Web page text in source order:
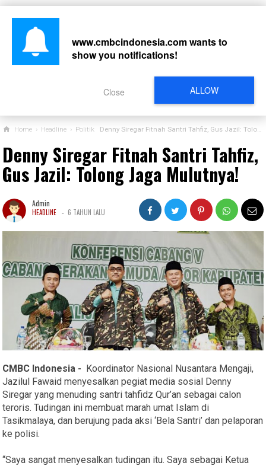
Home › Headline › Politik Denny Siregar Fitnah Santri Tahfiz, Gus Jazil: Tolong Jaga Mulutnya!
Denny Siregar Fitnah Santri Tahfiz,
Gus Jazil: Tolong Jaga Mulutnya!
Admin
HEADLINE - 6 TAHUN LALU
CMBC Indonesia - Koordinator Nasional Nusantara Mengaji,
Jazilul Fawaid menyesalkan pegiat media sosial Denny
Siregar yang menuding santri tahfidz Qur’an sebagai calon
teroris. Tudingan ini membuat marah umat Islam di
Tasikmalaya, dan berujung pada aksi ‘Bela Santri’ dan pelaporan
ke polisi.
“Saya sangat menyesalkan tudingan itu. Saya sebagai Ketua
www.cmbcindonesia.comwants to
show you notifications!
ALLOW
Close